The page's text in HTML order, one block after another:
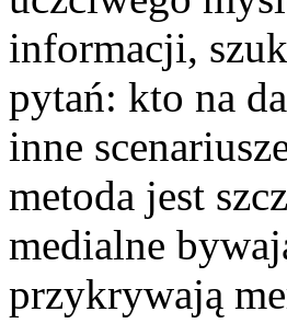
informacji,
pytań: kto na
inne
metoda jest
medialne
przykrywają